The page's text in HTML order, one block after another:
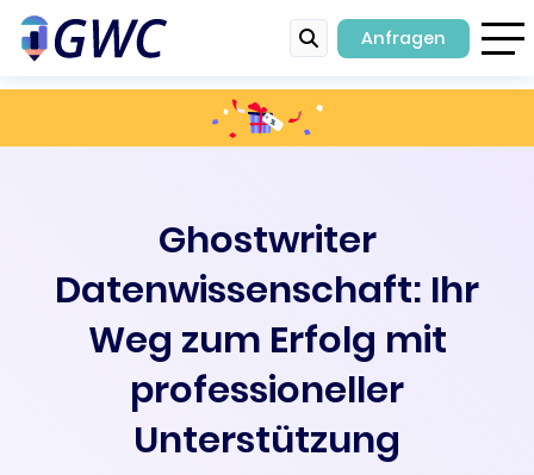
Anfragen
Ghostwriter
Datenwissenschaft: Ihr
Weg zum Erfolg mit
professioneller
Unterstützung